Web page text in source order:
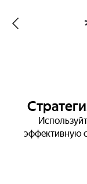
эффективную